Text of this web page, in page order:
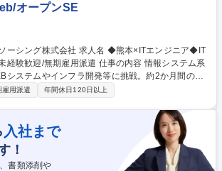
オープンSE
求人名 ◆熊本×ITエンジニア◆IT
雇用派遣 仕事の内容 情報システム系
システムやインフラ開発等に挑戦。約2か月間の専
間中の面談を経て、あなたの志向性や特性に合わせ
プロジェクトでWEB系開発やインフラ構築等に携わ
要件定義～運用まで最適な工程をお任せ。【入社後
屋の専門施設で約2ヶ月間の基礎研修を実施。開発
まで体系的に学びます。研修中に面談を行い、あな
わせて最適な配属先を決定するため、未経験でも安
雇用派遣 年間休日120日以上
入社まで
！
書類添削や